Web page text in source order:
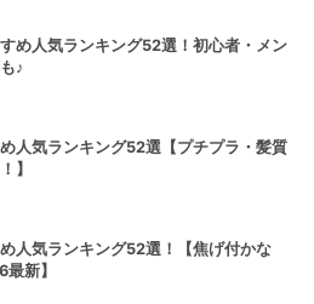
め人気ランキング52選！初心者・メン
♪
人気ランキング52選【プチプラ・髪質
】
人気ランキング52選！【焦げ付かな
新】